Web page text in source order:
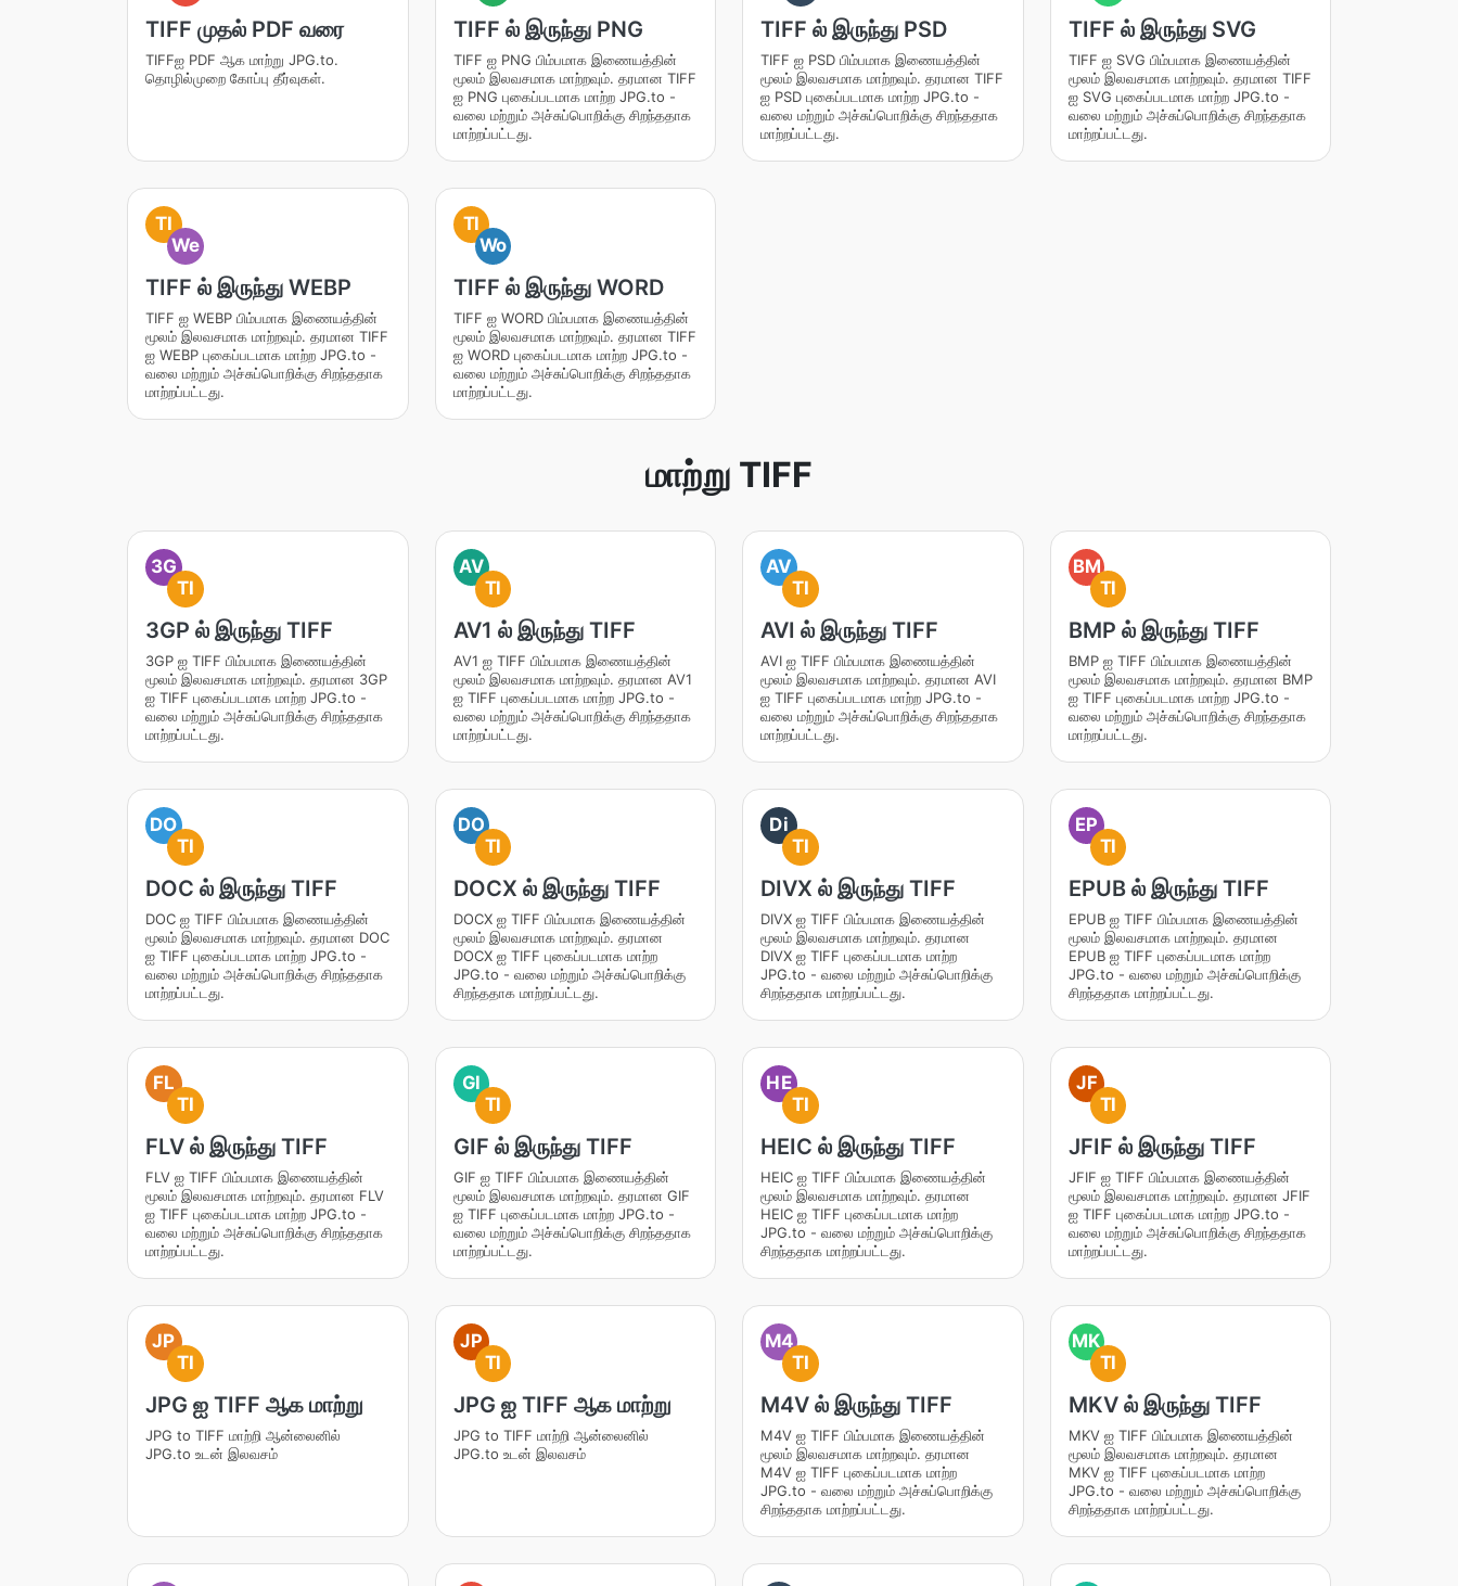
TIFF முதல் PDF வரை
TIFFஐ PDF ஆக மாற்று JPG.to.
தொழில்முறை கோப்பு தீர்வுகள்.
TIFF ல் இருந்து PNG
TIFF ஐ PNG பிம்பமாக இணையத்தின்
மூலம் இலவசமாக மாற்றவும். தரமான TIFF
ஐ PNG புகைப்படமாக மாற்ற JPG.to -
வலை மற்றும் அச்சுப்பொறிக்கு சிறந்ததாக
மாற்றப்பட்டது.
TIFF ல் இருந்து PSD
TIFF ஐ PSD பிம்பமாக இணையத்தின்
மூலம் இலவசமாக மாற்றவும். தரமான TIFF
ஐ PSD புகைப்படமாக மாற்ற JPG.to -
வலை மற்றும் அச்சுப்பொறிக்கு சிறந்ததாக
மாற்றப்பட்டது.
TIFF ல் இருந்து SVG
TIFF ஐ SVG பிம்பமாக இணையத்தின்
மூலம் இலவசமாக மாற்றவும். தரமான TIFF
ஐ SVG புகைப்படமாக மாற்ற JPG.to -
வலை மற்றும் அச்சுப்பொறிக்கு சிறந்ததாக
மாற்றப்பட்டது.
TI
We
TIFF ல் இருந்து WEBP
TIFF ஐ WEBP பிம்பமாக இணையத்தின்
மூலம் இலவசமாக மாற்றவும். தரமான TIFF
ஐ WEBP புகைப்படமாக மாற்ற JPG.to -
வலை மற்றும் அச்சுப்பொறிக்கு சிறந்ததாக
மாற்றப்பட்டது.
TI
Wo
TIFF ல் இருந்து WORD
TIFF ஐ WORD பிம்பமாக இணையத்தின்
மூலம் இலவசமாக மாற்றவும். தரமான TIFF
ஐ WORD புகைப்படமாக மாற்ற JPG.to -
வலை மற்றும் அச்சுப்பொறிக்கு சிறந்ததாக
மாற்றப்பட்டது.
மாற்று TIFF
3G
TI
3GP ல் இருந்து TIFF
3GP ஐ TIFF பிம்பமாக இணையத்தின்
மூலம் இலவசமாக மாற்றவும். தரமான 3GP
ஐ TIFF புகைப்படமாக மாற்ற JPG.to -
வலை மற்றும் அச்சுப்பொறிக்கு சிறந்ததாக
மாற்றப்பட்டது.
AV
TI
AV1 ல் இருந்து TIFF
AV1 ஐ TIFF பிம்பமாக இணையத்தின்
மூலம் இலவசமாக மாற்றவும். தரமான AV1
ஐ TIFF புகைப்படமாக மாற்ற JPG.to -
வலை மற்றும் அச்சுப்பொறிக்கு சிறந்ததாக
மாற்றப்பட்டது.
AV
TI
AVI ல் இருந்து TIFF
AVI ஐ TIFF பிம்பமாக இணையத்தின்
மூலம் இலவசமாக மாற்றவும். தரமான AVI
ஐ TIFF புகைப்படமாக மாற்ற JPG.to -
வலை மற்றும் அச்சுப்பொறிக்கு சிறந்ததாக
மாற்றப்பட்டது.
BM
TI
BMP ல் இருந்து TIFF
BMP ஐ TIFF பிம்பமாக இணையத்தின்
மூலம் இலவசமாக மாற்றவும். தரமான BMP
ஐ TIFF புகைப்படமாக மாற்ற JPG.to -
வலை மற்றும் அச்சுப்பொறிக்கு சிறந்ததாக
மாற்றப்பட்டது.
DO
TI
DOC ல் இருந்து TIFF
DOC ஐ TIFF பிம்பமாக இணையத்தின்
மூலம் இலவசமாக மாற்றவும். தரமான DOC
ஐ TIFF புகைப்படமாக மாற்ற JPG.to -
வலை மற்றும் அச்சுப்பொறிக்கு சிறந்ததாக
மாற்றப்பட்டது.
DO
TI
DOCX ல் இருந்து TIFF
DOCX ஐ TIFF பிம்பமாக இணையத்தின்
மூலம் இலவசமாக மாற்றவும். தரமான
DOCX ஐ TIFF புகைப்படமாக மாற்ற
JPG.to - வலை மற்றும் அச்சுப்பொறிக்கு
சிறந்ததாக மாற்றப்பட்டது.
Di
TI
DIVX ல் இருந்து TIFF
DIVX ஐ TIFF பிம்பமாக இணையத்தின்
மூலம் இலவசமாக மாற்றவும். தரமான
DIVX ஐ TIFF புகைப்படமாக மாற்ற
JPG.to - வலை மற்றும் அச்சுப்பொறிக்கு
சிறந்ததாக மாற்றப்பட்டது.
EP
TI
EPUB ல் இருந்து TIFF
EPUB ஐ TIFF பிம்பமாக இணையத்தின்
மூலம் இலவசமாக மாற்றவும். தரமான
EPUB ஐ TIFF புகைப்படமாக மாற்ற
JPG.to - வலை மற்றும் அச்சுப்பொறிக்கு
சிறந்ததாக மாற்றப்பட்டது.
FL
TI
FLV ல் இருந்து TIFF
FLV ஐ TIFF பிம்பமாக இணையத்தின்
மூலம் இலவசமாக மாற்றவும். தரமான FLV
ஐ TIFF புகைப்படமாக மாற்ற JPG.to -
வலை மற்றும் அச்சுப்பொறிக்கு சிறந்ததாக
மாற்றப்பட்டது.
GI
TI
GIF ல் இருந்து TIFF
GIF ஐ TIFF பிம்பமாக இணையத்தின்
மூலம் இலவசமாக மாற்றவும். தரமான GIF
ஐ TIFF புகைப்படமாக மாற்ற JPG.to -
வலை மற்றும் அச்சுப்பொறிக்கு சிறந்ததாக
மாற்றப்பட்டது.
HE
TI
HEIC ல் இருந்து TIFF
HEIC ஐ TIFF பிம்பமாக இணையத்தின்
மூலம் இலவசமாக மாற்றவும். தரமான
HEIC ஐ TIFF புகைப்படமாக மாற்ற
JPG.to - வலை மற்றும் அச்சுப்பொறிக்கு
சிறந்ததாக மாற்றப்பட்டது.
JF
TI
JFIF ல் இருந்து TIFF
JFIF ஐ TIFF பிம்பமாக இணையத்தின்
மூலம் இலவசமாக மாற்றவும். தரமான JFIF
ஐ TIFF புகைப்படமாக மாற்ற JPG.to -
வலை மற்றும் அச்சுப்பொறிக்கு சிறந்ததாக
மாற்றப்பட்டது.
JP
TI
JPG ஐ TIFF ஆக மாற்று
JPG to TIFF மாற்றி ஆன்லைனில்
JPG.to உடன் இலவசம்
JP
TI
JPG ஐ TIFF ஆக மாற்று
JPG to TIFF மாற்றி ஆன்லைனில்
JPG.to உடன் இலவசம்
M4
TI
M4V ல் இருந்து TIFF
M4V ஐ TIFF பிம்பமாக இணையத்தின்
மூலம் இலவசமாக மாற்றவும். தரமான
M4V ஐ TIFF புகைப்படமாக மாற்ற
JPG.to - வலை மற்றும் அச்சுப்பொறிக்கு
சிறந்ததாக மாற்றப்பட்டது.
MK
TI
MKV ல் இருந்து TIFF
MKV ஐ TIFF பிம்பமாக இணையத்தின்
மூலம் இலவசமாக மாற்றவும். தரமான
MKV ஐ TIFF புகைப்படமாக மாற்ற
JPG.to - வலை மற்றும் அச்சுப்பொறிக்கு
சிறந்ததாக மாற்றப்பட்டது.